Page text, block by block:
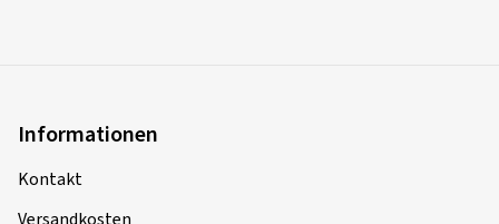
Informationen
Kontakt